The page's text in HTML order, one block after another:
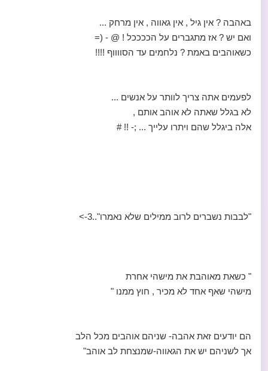
באהבה ? אין גיל , אין גאווה , אין מרחק ...
ואם יש ? אז מתגברים על הככככל ! @ - (=
כשאוהבים באמת ? נלחמים עד הסווווף !!!!
לפעמים אתה צריך לוותר על אנשים ...
לא בגלל שאתה לא אוהב אותם ,
אלה ביגלל שהם ויתרו עלייך ... ;- !! #
"לבבות נשברים לרוב ממילים שלא נאמרו"..3->
" כשאת מאוהבת את מישהי אחרת
מישהי שאף אחד לא מכיר , חוץ ממנו "
הם יודעים זאת אהבה- שניהם אוהבים מכל הלב
אך לשניהם יש את הגאווה-שמנצחת לב אוהב"